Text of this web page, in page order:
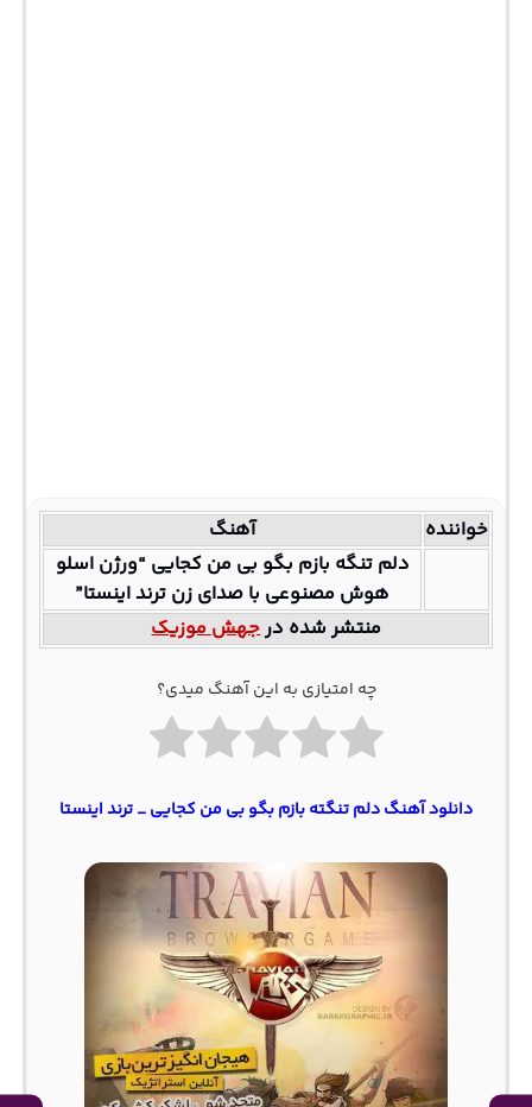
خواننده
آهنگ
دلم تنگه بازم بگو بی من کجایی “ورژن اسلو
هوش مصنوعی با صدای زن ترند اینستا”
منتشر شده درجهش موزیک
چه امتیازی به این آهنگ میدی؟
دانلود آهنگ دلم تنگته بازم بگو بی من کجایی _ ترند اینستا